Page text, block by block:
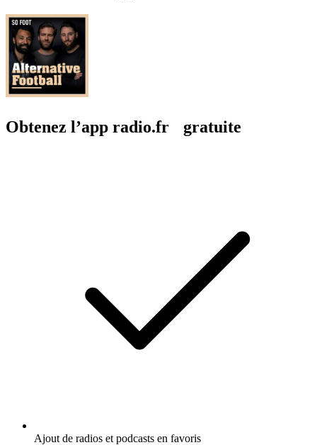
Obtenez l’app radio.fr gratuite
Ajout de radios et podcasts en favoris